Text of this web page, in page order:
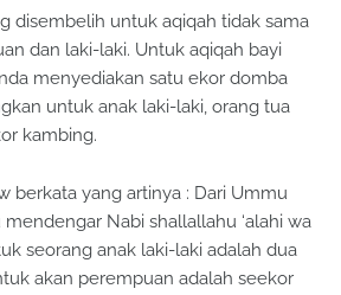
disembelih untuk aqiqah tidak sama
dan laki-laki. Untuk aqiqah bayi
menyediakan satu ekor domba
untuk anak laki-laki, orang tua
kambing.
berkata yang artinya : Dari Ummu
mendengar Nabi shallallahu ‘alahi wa
seorang anak laki-laki adalah dua
akan perempuan adalah seekor